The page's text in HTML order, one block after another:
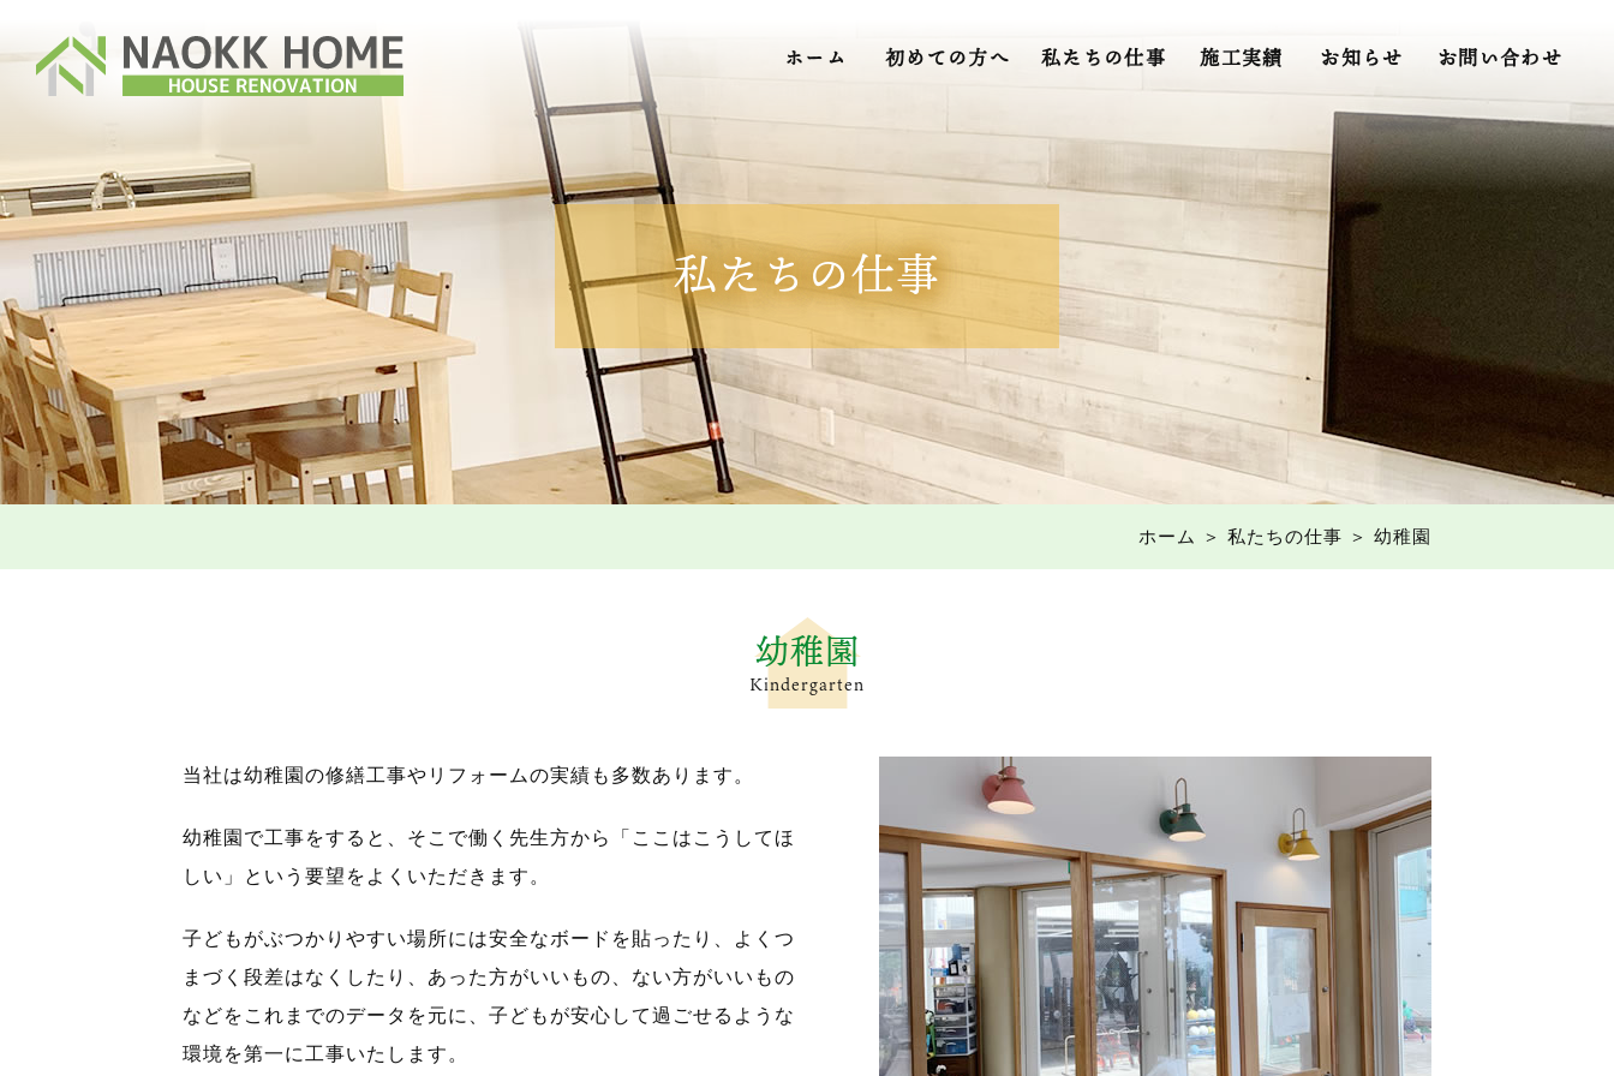
ホーム 初めての方へ 私たちの仕事 施工実績 お知らせ お問い合わせ
私たちの仕事
ホーム ＞ 私たちの仕事 ＞ 幼稚園
幼稚園
Kindergarten
当社は幼稚園の修繕工事やリフォームの実績も多数あります。
幼稚園で工事をすると、そこで働く先生方から「ここはこうしてほ
しい」という要望をよくいただきます。
子どもがぶつかりやすい場所には安全なボードを貼ったり、よくつ
まづく段差はなくしたり、あった方がいいもの、ない方がいいもの
などをこれまでのデータを元に、子どもが安心して過ごせるような
環境を第一に工事いたします。